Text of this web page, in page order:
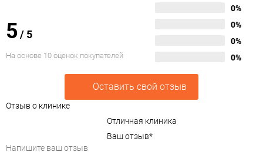
5/ 5
На основе 10 оценок покупателей
0%
0%
0%
0%
Оставить свой отзыв
Отзыв о клинике
Отличная клиника
Ваш отзыв*